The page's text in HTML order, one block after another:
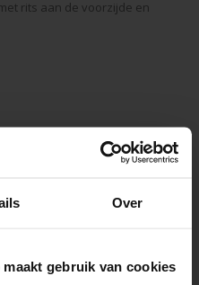
Over
gebruik van cookies
rits aan de voorzijde en